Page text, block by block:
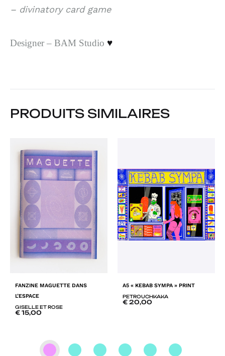
– divinatory card game
Designer – BAM Studio ♥
PRODUITS SIMILAIRES
FANZINE MAGUETTE DANS
L’ESPACE
GISELLE ET ROSE
€ 15,00
ADD
TO
A5 « KEBAB SYMPA » PRINT
PETROUCHKAKA
€ 20,00